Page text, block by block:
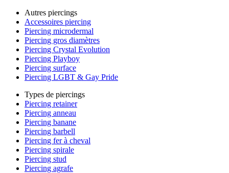
Autres piercings
Accessoires piercing
Piercing microdermal
Piercing gros diamètres
Piercing Crystal Evolution
Piercing Playboy
Piercing surface
Piercing LGBT & Gay Pride
Types de piercings
Piercing retainer
Piercing anneau
Piercing banane
Piercing barbell
Piercing fer à cheval
Piercing spirale
Piercing stud
Piercing agrafe